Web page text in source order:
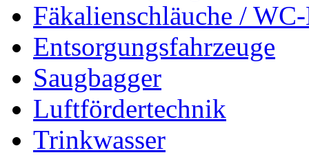
Fäkalienschläuche /
Entsorgungsfahrzeuge
Saugbagger
Luftfördertechnik
Trinkwasser